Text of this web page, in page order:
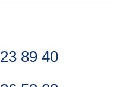
89 40